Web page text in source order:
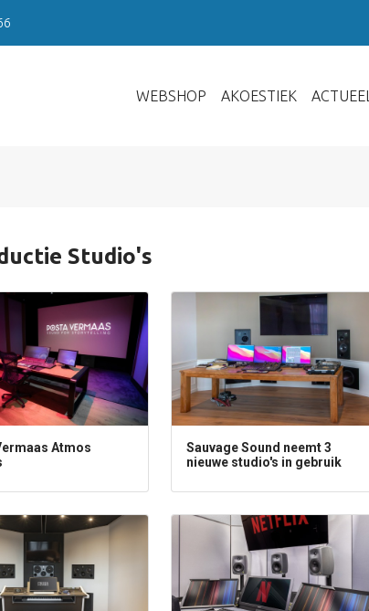
WEBSHOP AKOESTIEK ACTUEEL
Studio's
Atmos
Sauvage Sound neemt 3
nieuwe studio's in gebruik